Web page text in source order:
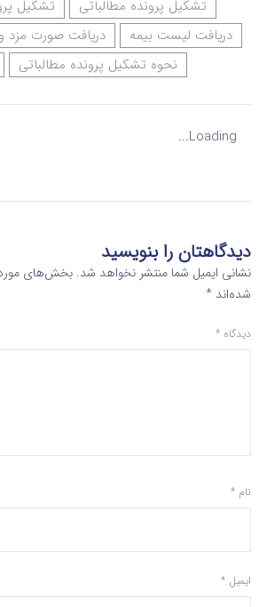
تشکیل
تشکیل پرونده مطالباتی
دریافت صورت مزد
دریافت لیست بیمه
نحوه تشکیل پرونده مطالباتی
Loading...
دیدگاهتان را بنویسید
نشانی ایمیل شما منتشر نخواهد شد. بخش‌های
شده‌اند *
دیدگاه *
نام *
ایمیل *